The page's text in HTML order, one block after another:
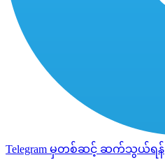
Telegram မှတစ်ဆင့် ဆက်သွယ်ရန်